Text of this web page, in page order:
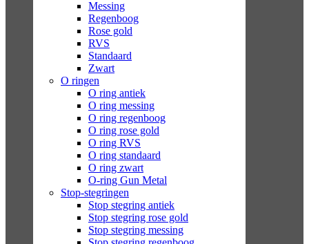
Messing
Regenboog
Rose gold
RVS
Standaard
Zwart
O ringen
O ring antiek
O ring messing
O ring regenboog
O ring rose gold
O ring RVS
O ring standaard
O ring zwart
O-ring Gun Metal
Stop-stegringen
Stop stegring antiek
Stop stegring rose gold
Stop stegring messing